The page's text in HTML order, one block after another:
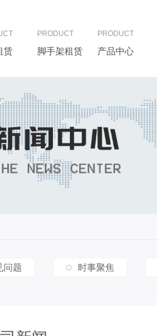
赁
PRODUCT
脚手架租赁
PRODUCT
产品中心
问题 时事聚焦